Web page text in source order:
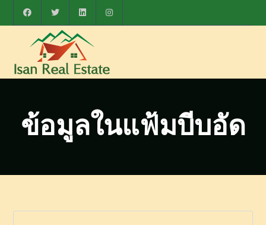
ข้อมูลในแฟ้มบีบอัด